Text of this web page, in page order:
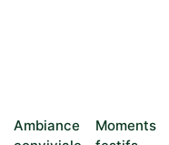
Ambiance
Moments